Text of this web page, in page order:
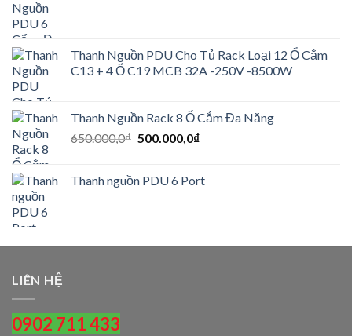
Thanh Nguồn PDU Cho Tủ Rack Loại 12 Ổ Cắm
C13 + 4 Ổ C19 MCB 32A -250V -8500W
Thanh Nguồn Rack 8 Ổ Cắm Đa Năng
650.000,0₫ Giá
650.000,0₫.
500.000,0₫Giá
là:
Thanh nguồn PDU 6 Port
LIÊN HỆ
0902 711 433